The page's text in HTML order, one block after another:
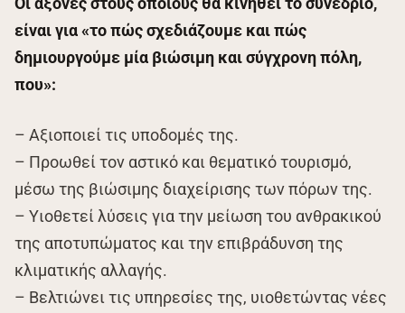
είναι για «το πώς σχεδιάζουμε και πώς
δημιουργούμε μία βιώσιμη και σύγχρονη πόλη,
που»:
– Αξιοποιεί τις υποδομές της.
– Προωθεί τον αστικό και θεματικό τουρισμό,
μέσω της βιώσιμης διαχείρισης των πόρων της.
– Υιοθετεί λύσεις για την μείωση του ανθρακικού
της αποτυπώματος και την επιβράδυνση της
κλιματικής αλλαγής.
– Βελτιώνει τις υπηρεσίες της, υιοθετώντας νέες